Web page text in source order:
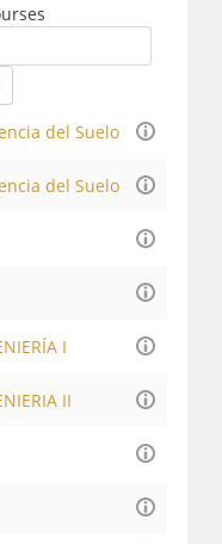
del Suelo
del Suelo
I
II